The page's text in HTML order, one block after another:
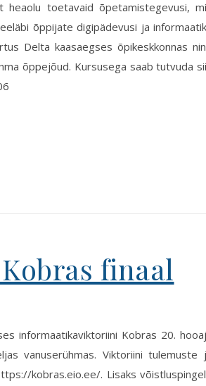
heaolu toetavaid õpetamistegevusi,
õppijate digipädevusi ja
Delta kaasaegses õpikeskkonnas
õppejõud. Kursusega saab tutvuda
finaal
informaatikaviktoriini Kobras 20.
vanuserühmas. Viktoriini tulemuste
kobras.eio.ee/. Lisaks